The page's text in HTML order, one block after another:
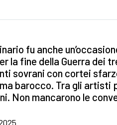
fu anche
la fine della Guerra dei
sovrani con cortei
barocco. Tra gli artisti
Non mancarono le